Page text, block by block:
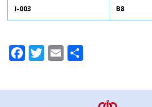
I-003 B8
Facebook
Twitter
Email